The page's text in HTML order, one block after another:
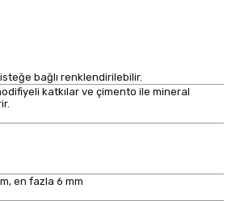
bağlı renklendirilebilir.
katkılar ve çimento ile mineral
en fazla 6 mm